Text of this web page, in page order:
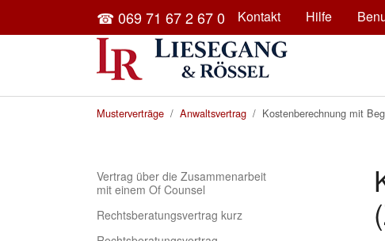
Skip to main content☎ 069 71 67 2 67 0 Kontakt Hilfe
You are here:
Musterverträge Anwaltsvertrag Kostenberechnung mit
Vertrag über die Zusammenarbeit
mit einem Of Counsel
Rechtsberatungsvertrag kurz